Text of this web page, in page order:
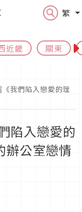
繁
近畿 關東
我們陷入戀愛的理
陷入戀愛的
辦公室戀情